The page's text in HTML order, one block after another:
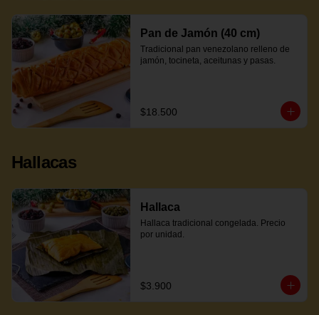
Pan de Jamón (40 cm)
Tradicional pan venezolano relleno de
jamón, tocineta, aceitunas y pasas.
$18.500
Hallacas
Hallaca
Hallaca tradicional congelada. Precio
por unidad.
$3.900